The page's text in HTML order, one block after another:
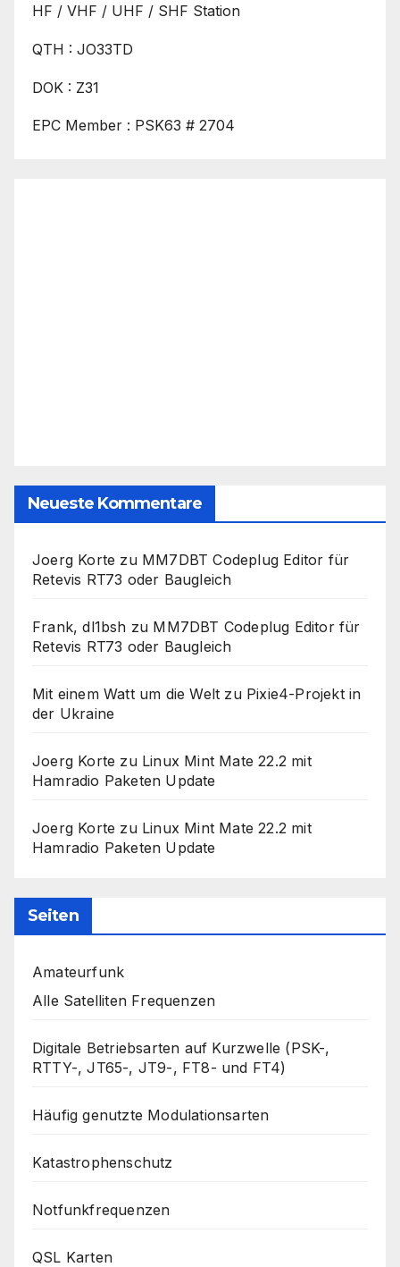
HF / VHF / UHF / SHF Station
QTH : JO33TD
DOK : Z31
EPC Member : PSK63 # 2704
Neueste Kommentare
Joerg Korte zu MM7DBT Codeplug Editor für
Retevis RT73 oder Baugleich
Frank, dl1bsh zu MM7DBT Codeplug Editor für
Retevis RT73 oder Baugleich
Mit einem Watt um die Welt zu Pixie4-Projekt in
der Ukraine
Joerg Korte zu Linux Mint Mate 22.2 mit
Hamradio Paketen Update
Joerg Korte zu Linux Mint Mate 22.2 mit
Hamradio Paketen Update
Seiten
Amateurfunk
Alle Satelliten Frequenzen
Digitale Betriebsarten auf Kurzwelle (PSK-,
RTTY-, JT65-, JT9-, FT8- und FT4)
Häufig genutzte Modulationsarten
Katastrophenschutz
Notfunkfrequenzen
QSL Karten